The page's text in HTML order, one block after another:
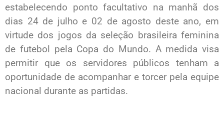
estabelecendo ponto facultativo na manhã dos
dias 24 de julho e 02 de agosto deste ano, em
virtude dos jogos da seleção brasileira feminina
de futebol pela Copa do Mundo. A medida visa
permitir que os servidores públicos tenham a
oportunidade de acompanhar e torcer pela equipe
nacional durante as partidas.